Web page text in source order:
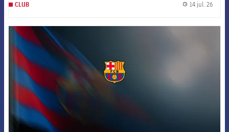
CLUB 14 jul. 26